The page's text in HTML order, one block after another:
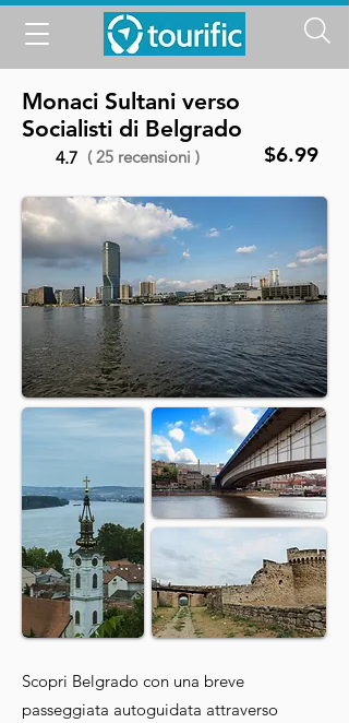
Monaci Sultani verso
Socialisti di Belgrado
4.7 ( 25 recensioni ) $6.99
Scopri Belgrado con una breve
passeggiata autoguidata attraverso